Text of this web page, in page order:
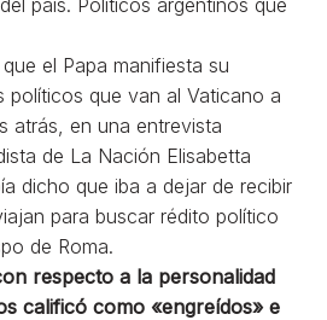
el Papa manifiesta su
políticos que van al Vaticano a
atrás, en una entrevista
de La Nación Elisabetta
dicho que iba a dejar de recibir
para buscar rédito político
de Roma.
respecto a la personalidad
calificó como «engreídos» e